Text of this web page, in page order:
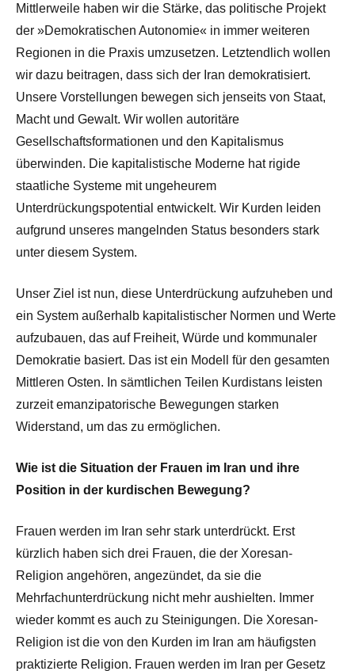
Mittlerweile haben wir die Stärke, das politische Projekt
der »Demokratischen Autonomie« in immer weiteren
Regionen in die Praxis umzusetzen. Letztendlich wollen
wir dazu beitragen, dass sich der Iran demokratisiert.
Unsere Vorstellungen bewegen sich jenseits von Staat,
Macht und Gewalt. Wir wollen autoritäre
Gesellschaftsformationen und den Kapitalismus
überwinden. Die kapitalistische Moderne hat rigide
staatliche Systeme mit ungeheurem
Unterdrückungspotential entwickelt. Wir Kurden leiden
aufgrund unseres mangelnden Status besonders stark
unter diesem System.
Unser Ziel ist nun, diese Unterdrückung aufzuheben und
ein System außerhalb kapitalistischer Normen und Werte
aufzubauen, das auf Freiheit, Würde und kommunaler
Demokratie basiert. Das ist ein Modell für den gesamten
Mittleren Osten. In sämtlichen Teilen Kurdistans leisten
zurzeit emanzipatorische Bewegungen starken
Widerstand, um das zu ermöglichen.
Wie ist die Situation der Frauen im Iran und ihre
Position in der kurdischen Bewegung?
Frauen werden im Iran sehr stark unterdrückt. Erst
kürzlich haben sich drei Frauen, die der Xoresan-
Religion angehören, angezündet, da sie die
Mehrfachunterdrückung nicht mehr aushielten. Immer
wieder kommt es auch zu Steinigungen. Die Xoresan-
Religion ist die von den Kurden im Iran am häufigsten
praktizierte Religion. Frauen werden im Iran per Gesetz